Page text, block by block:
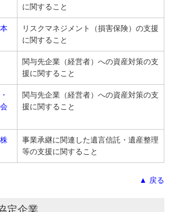
に関すること
リスクマネジメント（損害保険）の支援
に関すること
関与先企業（経営者）への資産対策の支
援に関すること
関与先企業（経営者）への資産対策の支
援に関すること
事業承継に関連した遺言信託・遺産整理
等の支援に関すること
▲ 戻る
定企業